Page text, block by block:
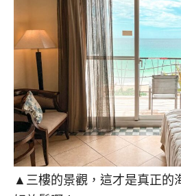
▲三樓的景觀，這才是真正的